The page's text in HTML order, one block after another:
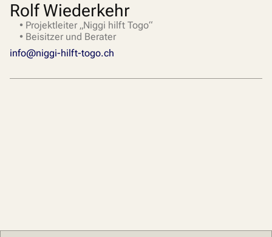
Rolf Wiederkehr
• Projektleiter „Niggi hilft Togo“
• Beisitzer und Berater
info@niggi-hilft-togo.ch